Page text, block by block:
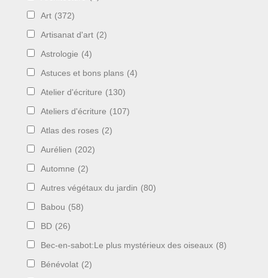
Art (372)
Artisanat d'art (2)
Astrologie (4)
Astuces et bons plans (4)
Atelier d'écriture (130)
Ateliers d'écriture (107)
Atlas des roses (2)
Aurélien (202)
Automne (2)
Autres végétaux du jardin (80)
Babou (58)
BD (26)
Bec-en-sabot:Le plus mystérieux des oiseaux (8)
Bénévolat (2)